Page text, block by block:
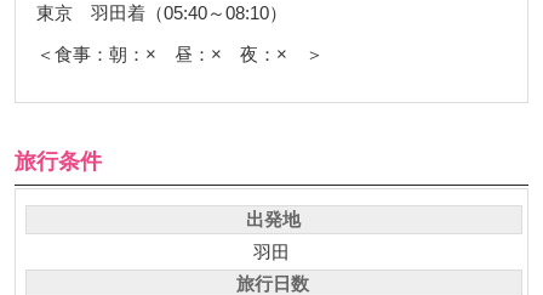
東京 羽田着（05:40～08:10）
＜食事：朝：× 昼：× 夜：× ＞
旅行条件
出発地
羽田
旅行日数